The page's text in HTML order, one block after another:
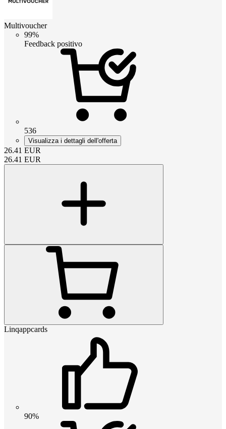
Multivoucher
99%
Feedback positivo
536
Visualizza i dettagli dell'offerta
26.41 EUR
26.41 EUR
Linqappcards
90%